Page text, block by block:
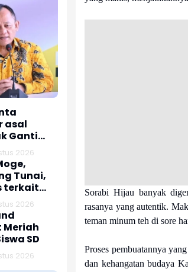
asal
Ganti
Jadi
2026
Tunai,
terkait
2026
SD
2026
Sorabi Hijau banyak
rasanya yang autentik.
teman minum teh di sore
Proses pembuatannya
dan kehangatan budaya